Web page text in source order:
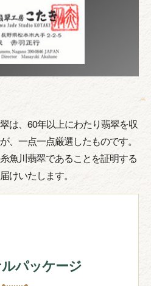
は、60年以上にわたり翡翠を収
、一点一点厳選したものです。
魚川翡翠であることを証明する
けいたします。
パッケージ